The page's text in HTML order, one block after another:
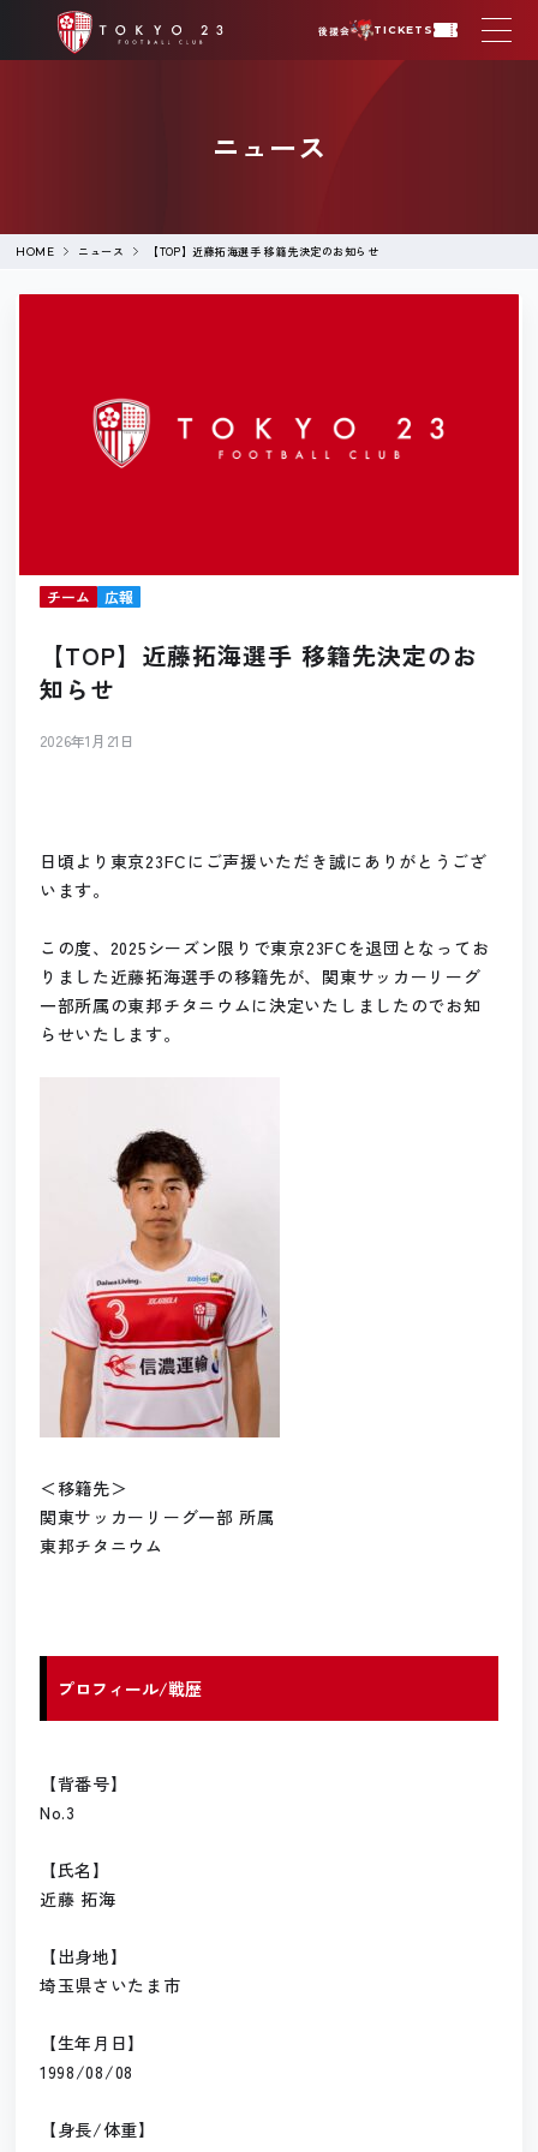
後援会 TICKETS
ニュース
HOME ニュース 【TOP】近藤拓海選手 移籍先決定のお知らせ
チーム 広報
【TOP】近藤拓海選手 移籍先決定のお
知らせ
2026年1月21日
日頃より東京23FCにご声援いただき誠にありがとうござ
います。
この度、2025シーズン限りで東京23FCを退団となってお
りました近藤拓海選手の移籍先が、関東サッカーリーグ
一部所属の東邦チタニウムに決定いたしましたのでお知
らせいたします。
＜移籍先＞
関東サッカーリーグ一部 所属
東邦チタニウム
プロフィール/戦歴
【背番号】
No.3
【氏名】
近藤 拓海
【出身地】
埼玉県さいたま市
【生年月日】
1998/08/08
【身長/体重】